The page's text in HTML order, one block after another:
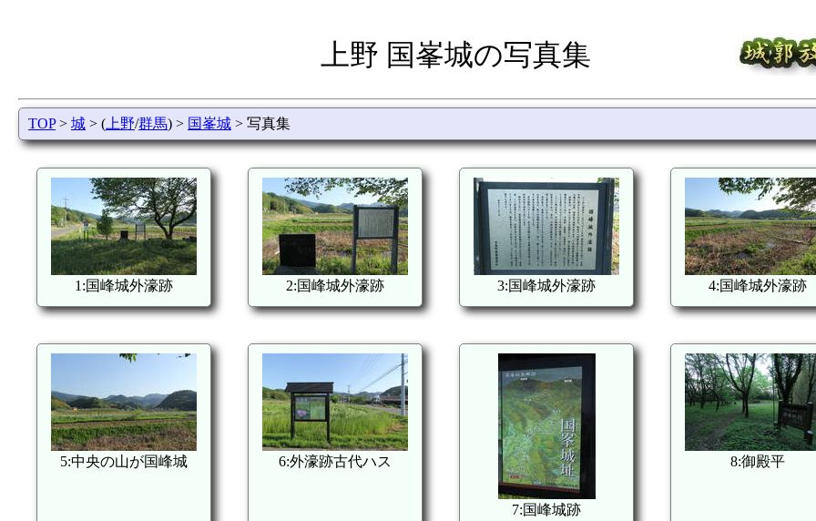
上野 国峯城の写真集
TOP> 城 > ( 上野/群馬) > 国峯城 > 写真集
1:国峰城外濠跡 2:国峰城外濠跡 3:国峰城外濠跡 4:国峰城外濠跡
5:中央の山が国峰城 6:外濠跡古代ハス
7:国峰城跡
8:御殿平